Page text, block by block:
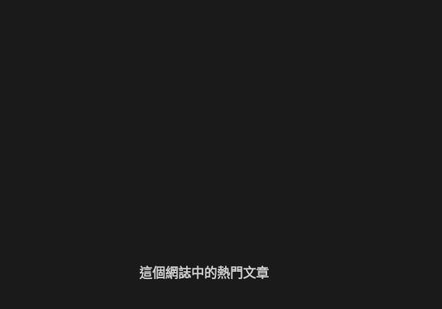
這個網誌中的熱門文章